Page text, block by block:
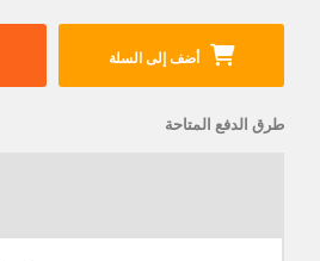
أضف إلى السلة
طرق الدفع المتاحة